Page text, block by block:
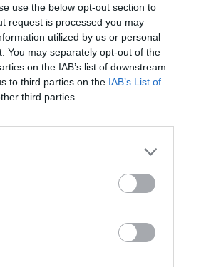
use the below opt-out section to
request is processed you may
utilized by us or personal
You may separately opt-out of the
on the IAB’s list of downstream
to third parties on the IAB’s List of
third parties.